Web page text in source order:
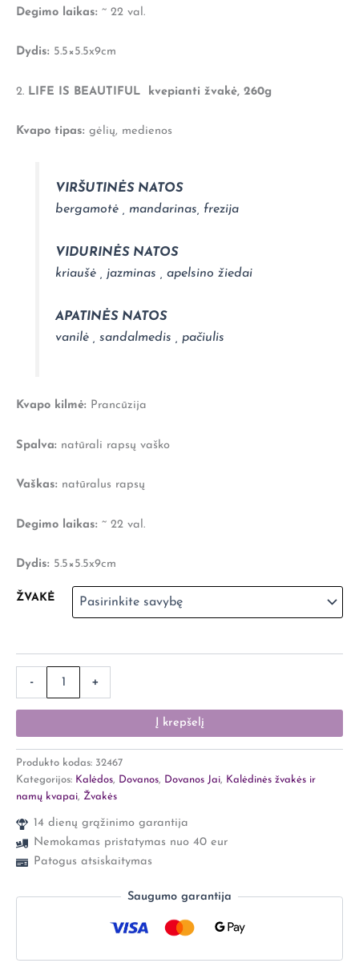
Degimo laikas: ~ 22 val.
Dydis: 5.5×5.5x9cm
2. LIFE IS BEAUTIFUL kvepianti žvakė, 260g
Kvapo tipas: gėlių, medienos
VIRŠUTINĖS NATOS
bergamotė , mandarinas, frezija
VIDURINĖS NATOS
kriaušė , jazminas , apelsino žiedai
APATINĖS NATOS
vanilė , sandalmedis , pačiulis
Kvapo kilmė: Prancūzija
Spalva: natūrali rapsų vaško
Vaškas: natūralus rapsų
Degimo laikas: ~ 22 val.
Dydis: 5.5×5.5x9cm
ŽVAKĖ
- +
Į krepšelį
Produkto kodas: 32467
Kategorijos: Kalėdos, Dovanos, Dovanos Jai, Kalėdinės žvakės ir
namų kvapai, Žvakės
14 dienų grąžinimo garantija
Nemokamas pristatymas nuo 40 eur
Patogus atsiskaitymas
Saugumo garantija